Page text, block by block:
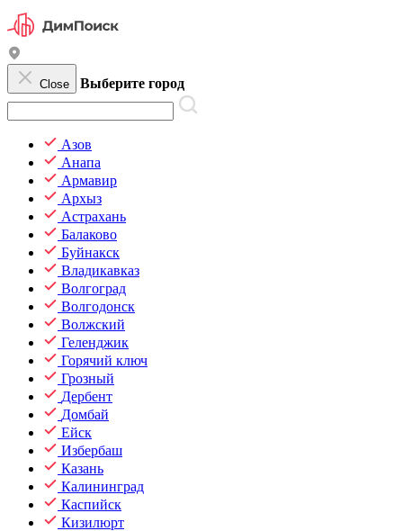
Close Выберите город
Азов
Анапа
Армавир
Архыз
Астрахань
Балаково
Буйнакск
Владикавказ
Волгоград
Волгодонск
Волжский
Геленджик
Горячий ключ
Грозный
Дербент
Домбай
Ейск
Избербаш
Казань
Калининград
Каспийск
Кизилюрт